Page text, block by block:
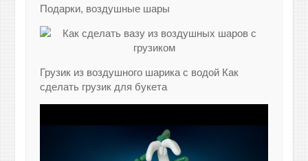
Подарки, воздушные шары
Грузик из воздушного шарика с водой Как
сделать грузик для букета